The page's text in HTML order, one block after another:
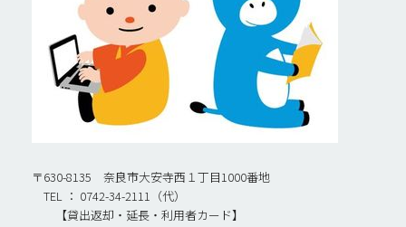
〒630-8135 奈良市大安寺西１丁目1000番地
TEL ： 0742-34-2111（代）
【貸出返却・延長・利用者カード】